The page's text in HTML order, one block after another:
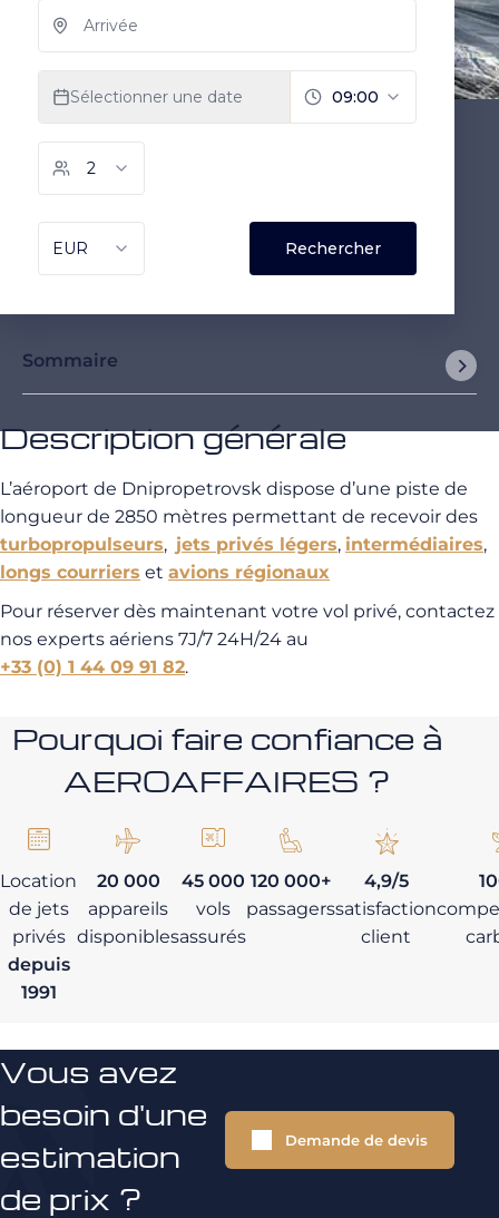
Sommaire
Description générale
L’aéroport de Dnipropetrovsk dispose d’une piste de
longueur de 2850 mètres permettant de recevoir des
turbopropulseurs, jets privés légers, intermédiaires,
longs courriers et avions régionaux
Pour réserver dès maintenant votre vol privé, contactez
nos experts aériens 7J/7 24H/24 au
+33 (0) 1 44 09 91 82.
Pourquoi faire confiance à
AEROAFFAIRES ?
Location
de jets
privés
depuis
1991
20 000
appareils
disponibles
45 000
vols
assurés
120 000+
passagers
4,9/5
satisfaction
client
Vous avez
besoin d'une
estimation
de prix ?
Demande de devis